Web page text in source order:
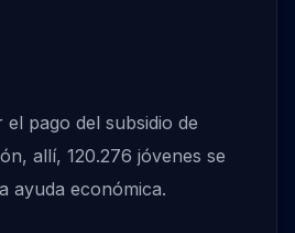
pago del subsidio de
allí, 120.276 jóvenes se
ayuda económica.